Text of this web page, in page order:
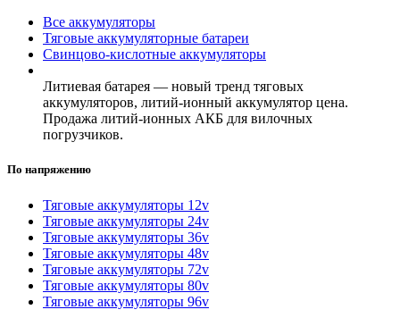
Все аккумуляторы
Тяговые аккумуляторные батареи
Свинцово-кислотные аккумуляторы
Литиевая батарея — новый тренд тяговых
аккумуляторов, литий-ионный аккумулятор цена.
Продажа литий-ионных АКБ для вилочных
погрузчиков.
По напряжению
Тяговые аккумуляторы 12v
Тяговые аккумуляторы 24v
Тяговые аккумуляторы 36v
Тяговые аккумуляторы 48v
Тяговые аккумуляторы 72v
Тяговые аккумуляторы 80v
Тяговые аккумуляторы 96v